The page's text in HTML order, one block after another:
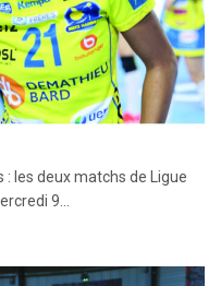
les deux matchs de Ligue
9...